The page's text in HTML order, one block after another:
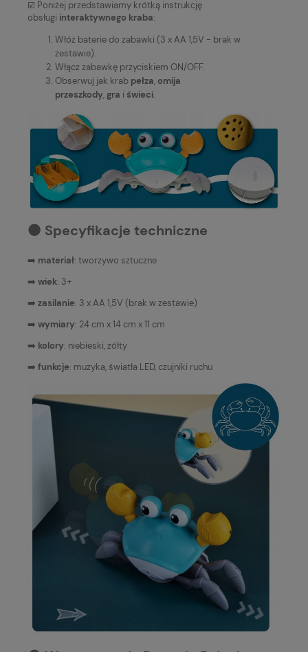
☑️ Poniżej przedstawiamy krótką instrukcję
obsługi interaktywnego kraba:
Włóż baterie do zabawki (3 x AA 1,5V - brak w
zestawie).
Włącz zabawkę przyciskiem ON/OFF.
Obserwuj jak krab pełza, omija
przeszkody, gra i świeci.
⚫️ Specyfikacje techniczne
➡️ materiał: tworzywo sztuczne
➡️ wiek: 3+
➡️ zasilanie: 3 x AA 1,5V (brak w zestawie)
➡️ wymiary: 24 cm x 14 cm x 11 cm
➡️ kolory: niebieski, żółty
➡️ funkcje: muzyka, światła LED, czujniki ruchu